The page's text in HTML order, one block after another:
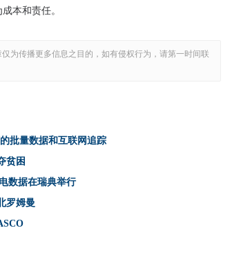
为亚峰柱基金课程行动
合云的企业
至5克至关重要
以2016年成为最快的公共​​云的成长部分
响
本和责任。
为传播更多信息之目的，如有侵权行为，请第一时间联
批量数据和互联网追踪
贫困
数据在瑞典举行
罗姆曼